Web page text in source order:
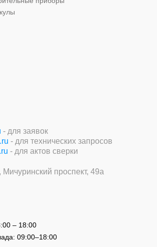
- для заявок
- для технических запросов
- для актов сверки
Мичуринский проспект, 49а
– 18:00
09:00–18:00